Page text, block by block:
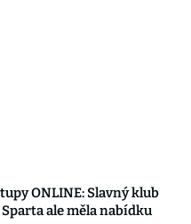
ONLINE: Slavný klub
ale měla nabídku